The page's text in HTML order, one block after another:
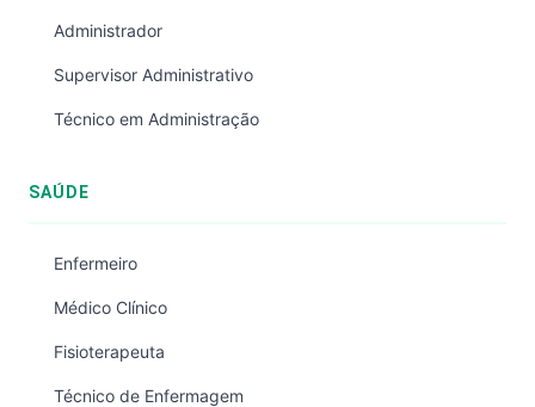
Administrador
Supervisor Administrativo
Técnico em Administração
SAÚDE
Enfermeiro
Médico Clínico
Fisioterapeuta
Técnico de Enfermagem